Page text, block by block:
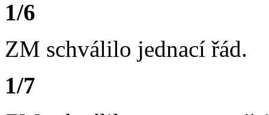
1/6
ZM schválilo jednací řád.
1/7